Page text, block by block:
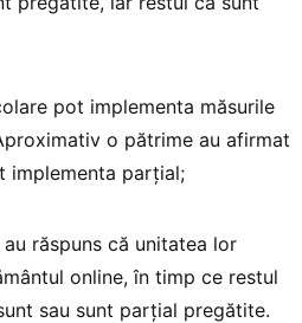
pot implementa măsurile
o pătrime au afirmat
implementa parțial;
răspuns că unitatea lor
online, în timp ce restul
sau sunt parțial pregătite.